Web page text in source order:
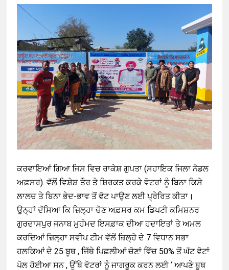
ਕਰਵਾਇਆਂ ਗਿਆ ਜਿਸ ਵਿਚ ਰਾਕੇਸ਼ ਗੁਪਤਾ (ਸਹਾਇਕ ਜਿਲਾ ਨੋਡਲ
ਅਫ਼ਸਰ). ਵੱਲੋਂ ਵਿਸ਼ੇਸ਼ ਤੌਰ ਤੇ ਸ਼ਿਰਕਤ ਕਰਕੇ ਵੋਟਰਾਂ ਨੂੰ ਬਿਨਾ ਕਿਸੇ
ਲਾਲਚ ਤੇ ਬਿਨਾ ਭੇਦ-ਭਾਵ ਤੋਂ ਵੋਟ ਪਾਉਣ ਲਈ ਪ੍ਰੇਰਿਤ ਕੀਤਾ।
ਉਨ੍ਹਾਂ ਦੱਸਿਆ ਕਿ ਜ਼ਿਲ੍ਹਾ ਚੋਣ ਅਫ਼ਸਰ ਕਮ ਡਿਪਟੀ ਕਮਿਸ਼ਨਰ
ਗੁਰਦਾਸਪੁਰ ਜਨਾਬ ਮੁਹੰਮਦ ਇਸਫ਼ਾਕ ਦੀਆ ਹਦਾਇਤਾਂ ਤੇ ਅਮਲ
ਕਰਦਿਆਂ ਜ਼ਿਲ੍ਹਾ ਸਵੀਪ ਟੀਮ ਵੱਲੋਂ ਜ਼ਿਲ੍ਹੇ ਦੇ 7 ਵਿਧਾਨ ਸਭਾ
ਹਲਕਿਆਂ ਦੇ 25 ਬੂਥ , ਜਿੱਥੇ ਪਿਛਲੀਆਂ ਚੋਣਾਂ ਵਿੱਚ 50% ਤੋਂ ਘੱਟ ਵੋਟਾਂ
ਪੋਲ ਹੋਈਆ ਸਨ , ਉੱਥੇ ਵੋਟਰਾਂ ਨੂੰ ਜਾਗਰੂਕ ਕਰਨ ਲਈ ‘ ਆਪਣੇ ਬੂਥ